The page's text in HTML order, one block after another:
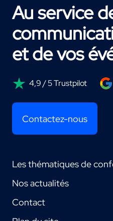
Au service
et de vos
4,9 / 5 Trustpilot
Contactez-nous
Les thématiques de
Nos actualités
Contact